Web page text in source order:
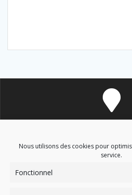
Nous utilisons des cookies pour
service.
Fonctionnel